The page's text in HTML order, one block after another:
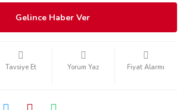
Gelince Haber Ver
Tavsiye Et Yorum Yaz Fiyat Alarmı